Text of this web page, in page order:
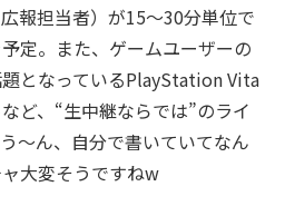
報担当者）が15～30分単位で
定。また、ゲームユーザーの
となっているPlayStation Vita
ど、“生中継ならでは”のライ
～ん、自分で書いていてなん
大変そうですねw